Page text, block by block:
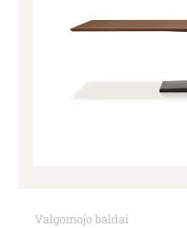
Valgomojo baldai